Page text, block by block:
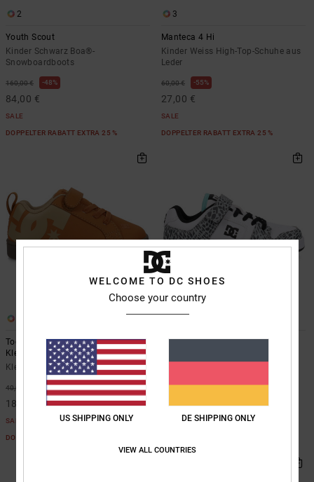
2
Youth Scout
Kinder Schwarz Boa®-
Snowboardboots
160,00 € 48%
84,00 €
SALE
DOPPELTER RABATT EXTRA 25 %
3
Manteca 4 Hi
Kinder Weiss High-Top-Schuhe aus
Leder
60,00 € 55%
27,00 €
SALE
DOPPELTER RABATT EXTRA 25 %
Toddler Court Graffik - Schuhe für
Kleinkinder
Kleinkinder Braun Schuhe
40,00 € 55%
18,00 €
SALE
DOPPELTER RABATT EXTRA 25 %
Manteca 4 V Sn
WELCOME TO DC SHOES
Choose your country
US SHIPPING ONLY DE SHIPPING ONLY
VIEW ALL COUNTRIES